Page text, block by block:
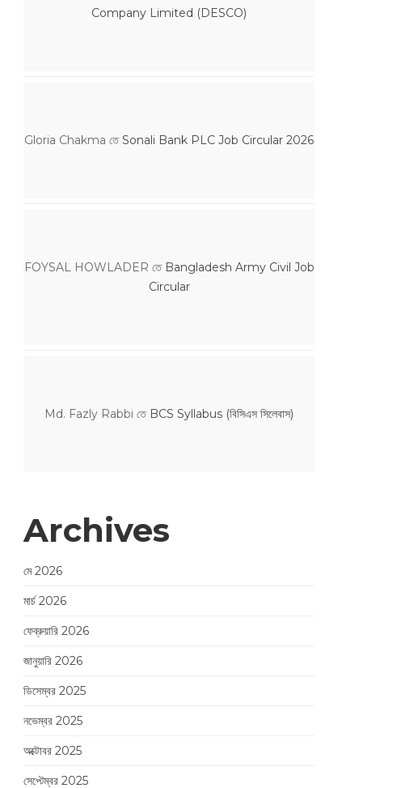
Company Limited (DESCO)
Gloria Chakma তেSonali Bank PLC Job Circular 2026
FOYSAL HOWLADER তে Bangladesh Army Civil Job
Circular
Md. Fazly Rabbi তে BCS Syllabus (বিসিএস সিলেবাস)
Archives
মে 2026
মার্চ 2026
ফেব্রুয়ারি 2026
জানুয়ারি 2026
ডিসেম্বর 2025
নভেম্বর 2025
অক্টোবর 2025
সেপ্টেম্বর 2025